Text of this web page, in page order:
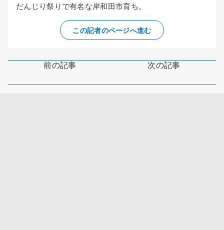
だんじり祭りで有名な岸和田市育ち。
この記者のページへ進む
前の記事 次の記事